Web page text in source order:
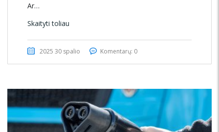
Ar…
Skaityti toliau
2025 30 spalio Komentarų: 0